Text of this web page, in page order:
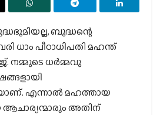
ബുദ്ധന്റെ
ധാം പീഠാധിപതി മഹന്ത്
നമ്മുടെ ധര്‍മ്മവു
എന്നാല്‍ മഹത്തായ
ആചാര്യന്മാരും അതിന്